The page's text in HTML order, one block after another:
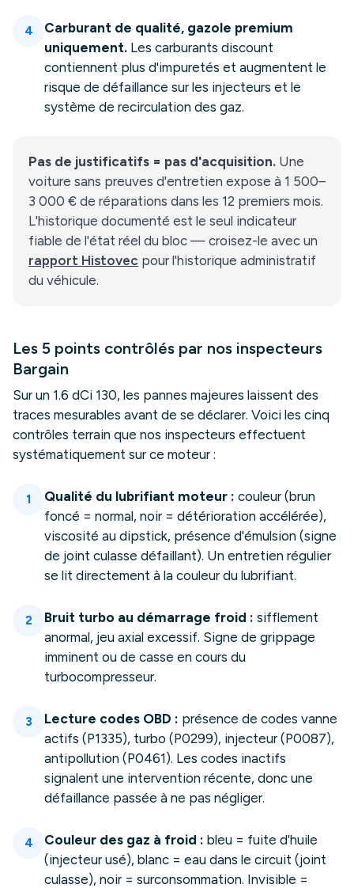
4
Carburant de qualité, gazole premium
uniquement. Les carburants discount
contiennent plus d'impuretés et augmentent le
risque de défaillance sur les injecteurs et le
système de recirculation des gaz.
Pas de justificatifs = pas d'acquisition. Une
voiture sans preuves d'entretien expose à 1 500–
3 000 € de réparations dans les 12 premiers mois.
L'historique documenté est le seul indicateur
fiable de l'état réel du bloc — croisez-le avec un
rapport Histovec pour l'historique administratif
du véhicule.
Les 5 points contrôlés par nos inspecteurs
Bargain
Sur un 1.6 dCi 130, les pannes majeures laissent des
traces mesurables avant de se déclarer. Voici les cinq
contrôles terrain que nos inspecteurs effectuent
systématiquement sur ce moteur :
1 Qualité du lubrifiant moteur : couleur (brun
foncé = normal, noir = détérioration accélérée),
viscosité au dipstick, présence d'émulsion (signe
de joint culasse défaillant). Un entretien régulier
se lit directement à la couleur du lubrifiant.
2 Bruit turbo au démarrage froid : sifflement
anormal, jeu axial excessif. Signe de grippage
imminent ou de casse en cours du
turbocompresseur.
3 Lecture codes OBD : présence de codes vanne
actifs (P1335), turbo (P0299), injecteur (P0087),
antipollution (P0461). Les codes inactifs
signalent une intervention récente, donc une
défaillance passée à ne pas négliger.
4 Couleur des gaz à froid : bleu = fuite d'huile
(injecteur usé), blanc = eau dans le circuit (joint
culasse), noir = surconsommation. Invisible =